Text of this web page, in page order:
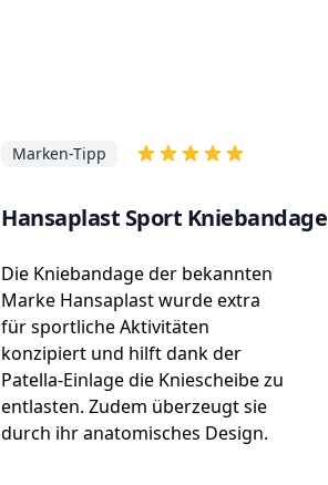
Hansaplast Sport Kniebandage
Marken-Tipp
Die Kniebandage der bekannten
Marke Hansaplast wurde extra
für sportliche Aktivitäten
konzipiert und hilft dank der
Patella-Einlage die Kniescheibe zu
entlasten. Zudem überzeugt sie
durch ihr anatomisches Design.